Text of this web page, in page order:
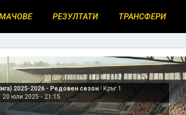
РЕЗУЛТАТИ ТРАНСФЕРИ
2025-2026 - Редовен сезон |
Кръг 1
20 юли 2025 - 21:15